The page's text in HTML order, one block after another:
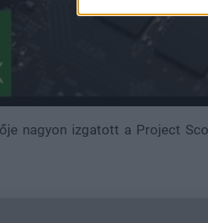
nagyon izgatott a Project